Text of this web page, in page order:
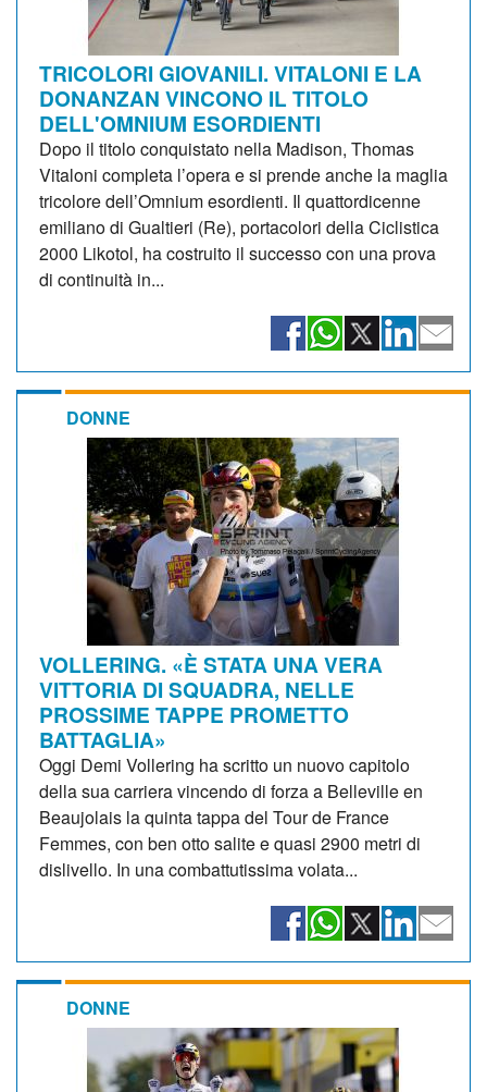
TRICOLORI GIOVANILI. VITALONI E LA
DONANZAN VINCONO IL TITOLO
DELL'OMNIUM ESORDIENTI
Dopo il titolo conquistato nella Madison, Thomas
Vitaloni completa l’opera e si prende anche la maglia
tricolore dell’Omnium esordienti. Il quattordicenne
emiliano di Gualtieri (Re), portacolori della Ciclistica
2000 Likotol, ha costruito il successo con una prova
di continuità in...
DONNE
VOLLERING. «È STATA UNA VERA
VITTORIA DI SQUADRA, NELLE
PROSSIME TAPPE PROMETTO
BATTAGLIA»
Oggi Demi Vollering ha scritto un nuovo capitolo
della sua carriera vincendo di forza a Belleville en
Beaujolais la quinta tappa del Tour de France
Femmes, con ben otto salite e quasi 2900 metri di
dislivello. In una combattutissima volata...
DONNE